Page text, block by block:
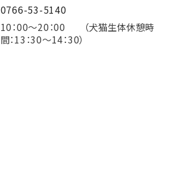
0766-53-5140
10：00～20：00 （犬猫生体休憩時
間：13：30～14：30）